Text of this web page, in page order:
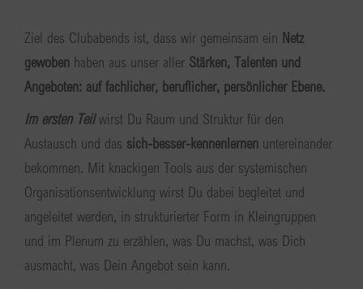
Ziel des Clubabends ist, dass wir gemeinsam ein Netz
gewoben haben aus unser aller Stärken, Talenten und
Angeboten: auf fachlicher, beruflicher, persönlicher Ebene.
Im ersten Teilwirst Du Raum und Struktur für den
Austausch und das sich-besser-kennenlernen untereinander
bekommen. Mit knackigen Tools aus der systemischen
Organisationsentwicklung wirst Du dabei begleitet und
angeleitet werden, in strukturierter Form in Kleingruppen
und im Plenum zu erzählen, was Du machst, was Dich
ausmacht, was Dein Angebot sein kann.